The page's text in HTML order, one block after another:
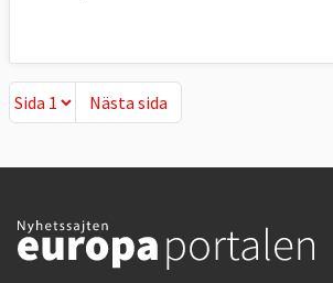
Nästa sida
Nästa sida